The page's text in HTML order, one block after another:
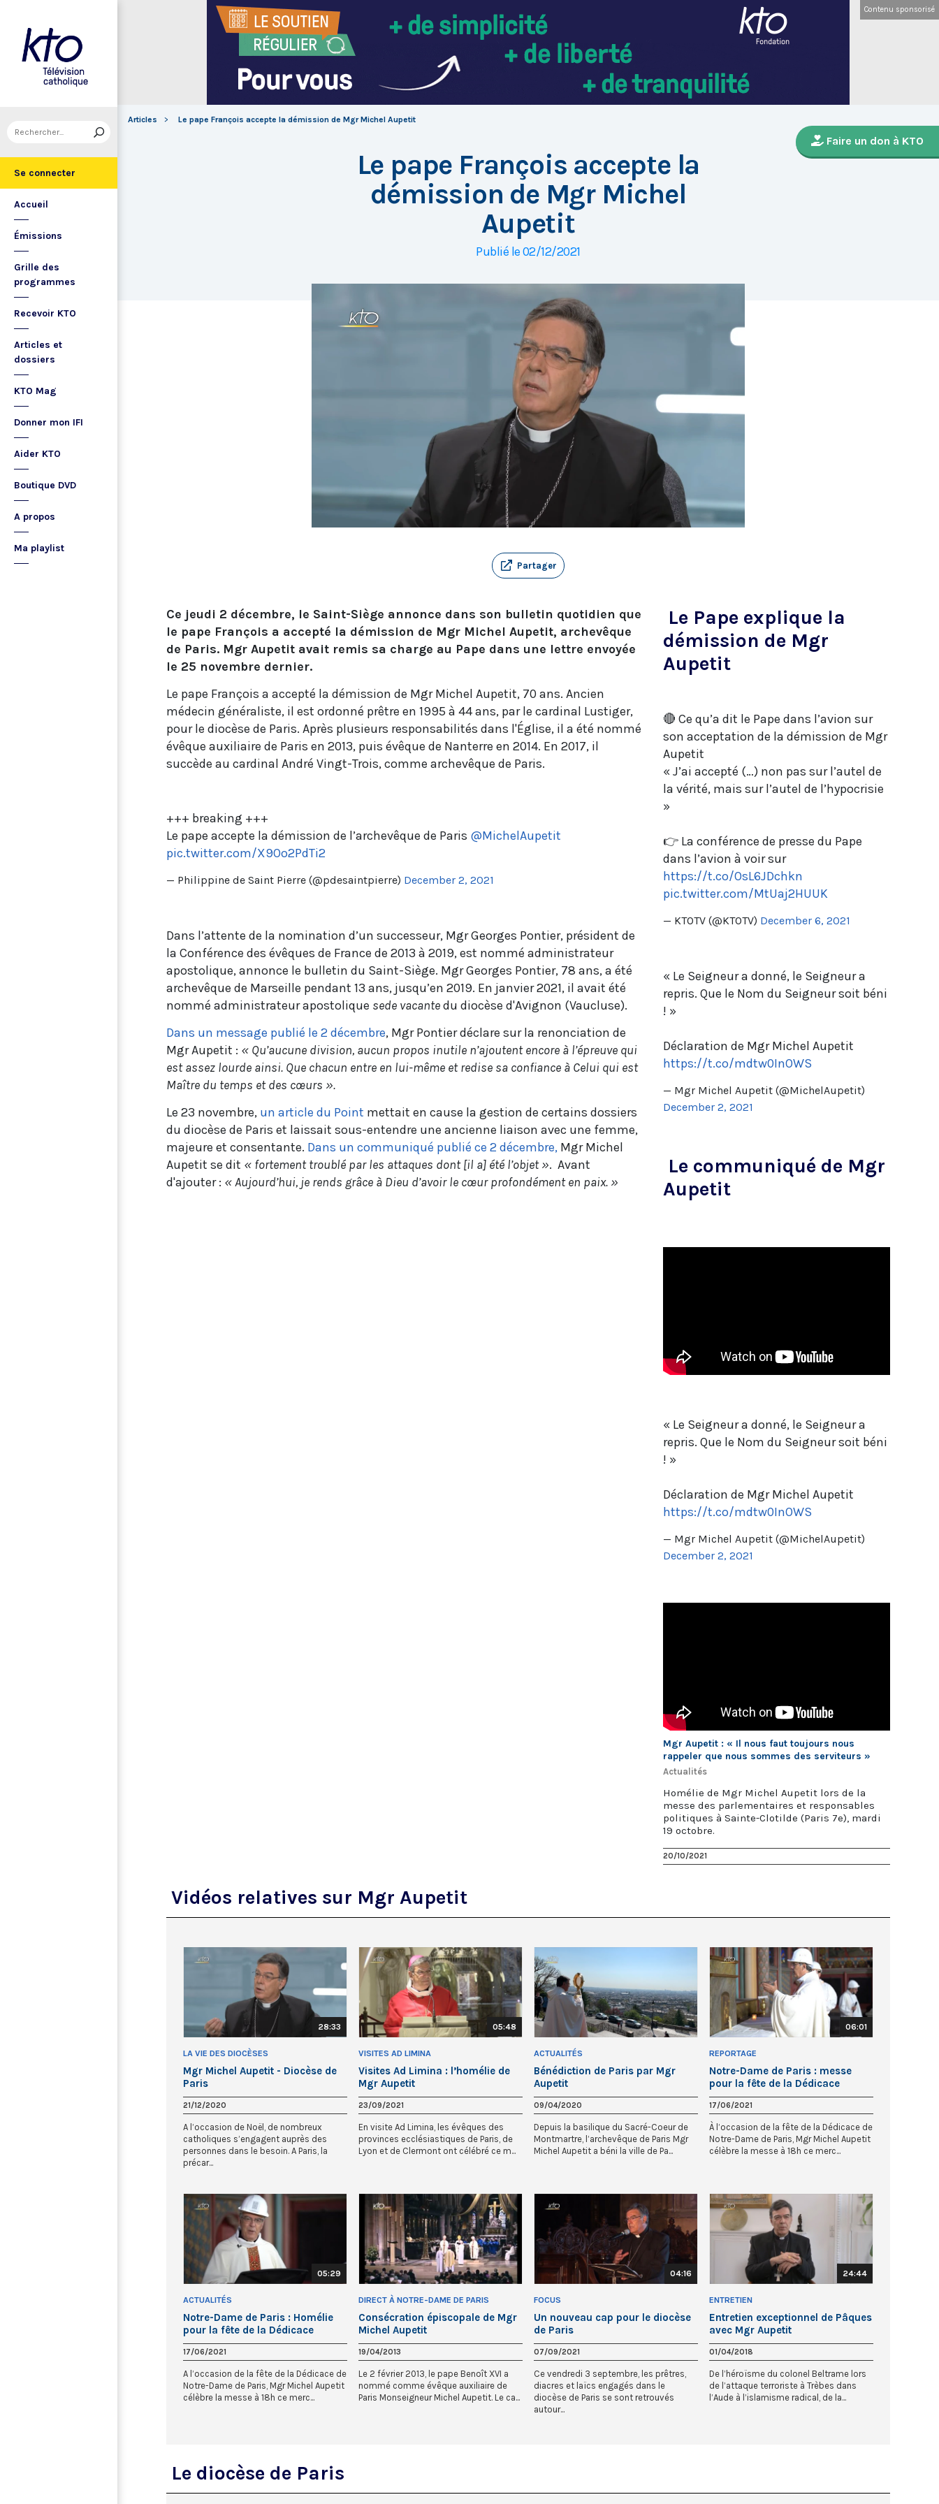
Se connecter
Accueil
Émissions
Grille des
programmes
Recevoir KTO
Articles et
dossiers
KTO Mag
Donner mon IFI
Aider KTO
Boutique DVD
A propos
Ma playlist
Contenu sponsorisé
Articles Le pape François accepte la démission de Mgr Michel Aupetit
Faire un don à KTO
Le pape François accepte la
démission de Mgr Michel
Aupetit
Publié le 02/12/2021
Partager
Ce jeudi 2 décembre, le Saint-Siège annonce dans son bulletin quotidien que
le pape François a accepté la démission de Mgr Michel Aupetit, archevêque
de Paris. Mgr Aupetit avait remis sa charge au Pape dans une lettre envoyée
le 25 novembre dernier.
Le pape François a accepté la démission de Mgr Michel Aupetit, 70 ans. Ancien
médecin généraliste, il est ordonné prêtre en 1995 à 44 ans, par le cardinal Lustiger,
pour le diocèse de Paris. Après plusieurs responsabilités dans l'Église, il a été nommé
évêque auxiliaire de Paris en 2013, puis évêque de Nanterre en 2014. En 2017, il
succède au cardinal André Vingt-Trois, comme archevêque de Paris.
+++ breaking +++
Le pape accepte la démission de l’archevêque de Paris ⁦ @MichelAupetit
pic.twitter.com/X9Oo2PdTi2
— Philippine de Saint Pierre (@pdesaintpierre) December 2, 2021
Dans l’attente de la nomination d’un successeur, Mgr Georges Pontier, président de
la Conférence des évêques de France de 2013 à 2019, est nommé administrateur
apostolique, annonce le bulletin du Saint-Siège. Mgr Georges Pontier, 78 ans, a été
archevêque de Marseille pendant 13 ans, jusqu’en 2019. En janvier 2021, il avait été
nommé administrateur apostolique sede vacantedu diocèse d'Avignon (Vaucluse).
Dans un message publié le 2 décembre, Mgr Pontier déclare sur la renonciation de
Mgr Aupetit : « Qu’aucune division, aucun propos inutile n’ajoutent encore à l’épreuve qui
est assez lourde ainsi. Que chacun entre en lui-même et redise sa confiance à Celui qui est
Maître du temps et des cœurs ».
Le 23 novembre, un article du Point mettait en cause la gestion de certains dossiers
du diocèse de Paris et laissait sous-entendre une ancienne liaison avec une femme,
majeure et consentante. Dans un communiqué publié ce 2 décembre, Mgr Michel
Aupetit se dit « fortement troublé par les attaques dont [il a] été l’objet ». Avant
d'ajouter : « Aujourd’hui, je rends grâce à Dieu d’avoir le cœur profondément en paix. »
Le Pape explique la
démission de Mgr
Aupetit
🔴 Ce qu’a dit le Pape dans l’avion sur
son acceptation de la démission de Mgr
Aupetit
« J’ai accepté (…) non pas sur l’autel de
la vérité, mais sur l’autel de l’hypocrisie
»
👉 La conférence de presse du Pape
dans l’avion à voir sur
https://t.co/OsL6JDchkn
pic.twitter.com/MtUaj2HUUK
— KTOTV (@KTOTV) December 6, 2021
« Le Seigneur a donné, le Seigneur a
repris. Que le Nom du Seigneur soit béni
! »
Déclaration de Mgr Michel Aupetit
https://t.co/mdtw0InOWS
— Mgr Michel Aupetit (@MichelAupetit)
December 2, 2021
Le communiqué de Mgr
Aupetit
« Le Seigneur a donné, le Seigneur a
repris. Que le Nom du Seigneur soit béni
! »
Déclaration de Mgr Michel Aupetit
https://t.co/mdtw0InOWS
— Mgr Michel Aupetit (@MichelAupetit)
December 2, 2021
Mgr Aupetit : « Il nous faut toujours nous
rappeler que nous sommes des serviteurs »
Actualités
Homélie de Mgr Michel Aupetit lors de la
messe des parlementaires et responsables
politiques à Sainte-Clotilde (Paris 7e), mardi
19 octobre.
20/10/2021
Vidéos relatives sur Mgr Aupetit
28:33
LA VIE DES DIOCÈSES
Mgr Michel Aupetit - Diocèse de
Paris
21/12/2020
A l’occasion de Noël, de nombreux
catholiques s’engagent auprès des
personnes dans le besoin. A Paris, la
précar...
05:48
VISITES AD LIMINA
Visites Ad Limina : l’homélie de
Mgr Aupetit
23/09/2021
En visite Ad Limina, les évêques des
provinces ecclésiastiques de Paris, de
Lyon et de Clermont ont célébré ce m...
ACTUALITÉS
Bénédiction de Paris par Mgr
Aupetit
09/04/2020
Depuis la basilique du Sacré-Coeur de
Montmartre, l’archevêque de Paris Mgr
Michel Aupetit a béni la ville de Pa...
06:01
REPORTAGE
Notre-Dame de Paris : messe
pour la fête de la Dédicace
17/06/2021
À l’occasion de la fête de la Dédicace de
Notre-Dame de Paris, Mgr Michel Aupetit
célèbre la messe à 18h ce merc...
05:29
ACTUALITÉS
Notre-Dame de Paris : Homélie
pour la fête de la Dédicace
17/06/2021
A l’occasion de la fête de la Dédicace de
Notre-Dame de Paris, Mgr Michel Aupetit
célèbre la messe à 18h ce merc...
DIRECT À NOTRE-DAME DE PARIS
Consécration épiscopale de Mgr
Michel Aupetit
19/04/2013
Le 2 février 2013, le pape Benoît XVI a
nommé comme évêque auxiliaire de
Paris Monseigneur Michel Aupetit. Le ca...
04:16
FOCUS
Un nouveau cap pour le diocèse
de Paris
07/09/2021
Ce vendredi 3 septembre, les prêtres,
diacres et laïcs engagés dans le
diocèse de Paris se sont retrouvés
autour...
24:44
ENTRETIEN
Entretien exceptionnel de Pâques
avec Mgr Aupetit
01/04/2018
De l’héroïsme du colonel Beltrame lors
de l’attaque terroriste à Trèbes dans
l’Aude à l’islamisme radical, de la...
Le diocèse de Paris